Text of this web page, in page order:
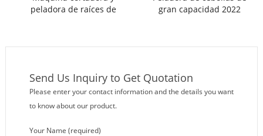
peladora de raíces de
gran capacidad 2022
Send Us Inquiry to Get Quotation
Please enter your contact information and the details you want
to know about our product.
Your Name (required)